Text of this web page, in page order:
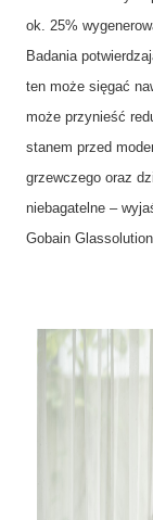
ok. 25%
Badania
ten może sięgać
może przynieść
stanem przed
grzewczego oraz
niebagatelne –
Gobain